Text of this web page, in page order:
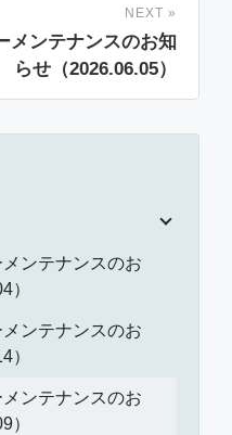
NEXT »
メンテナンスのお知
らせ（2026.06.05）
ンテナンスのお
）
ンテナンスのお
）
ンテナンスのお
）